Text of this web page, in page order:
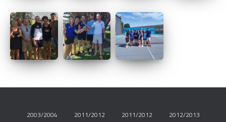
2003/2004 2011/2012 2011/2012 2012/2013